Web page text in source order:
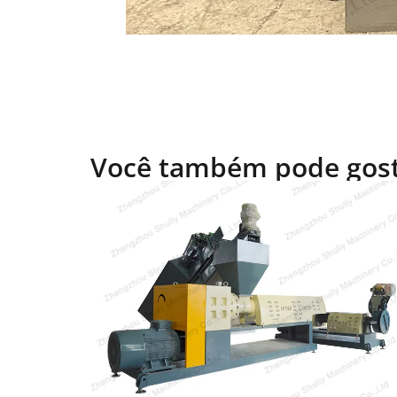
Você também pode